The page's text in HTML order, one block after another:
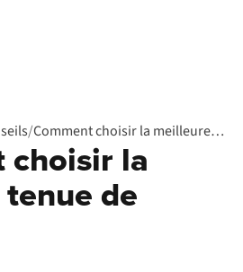
/ Comment choisir la meilleure tenue de festival ?
choisir la
de